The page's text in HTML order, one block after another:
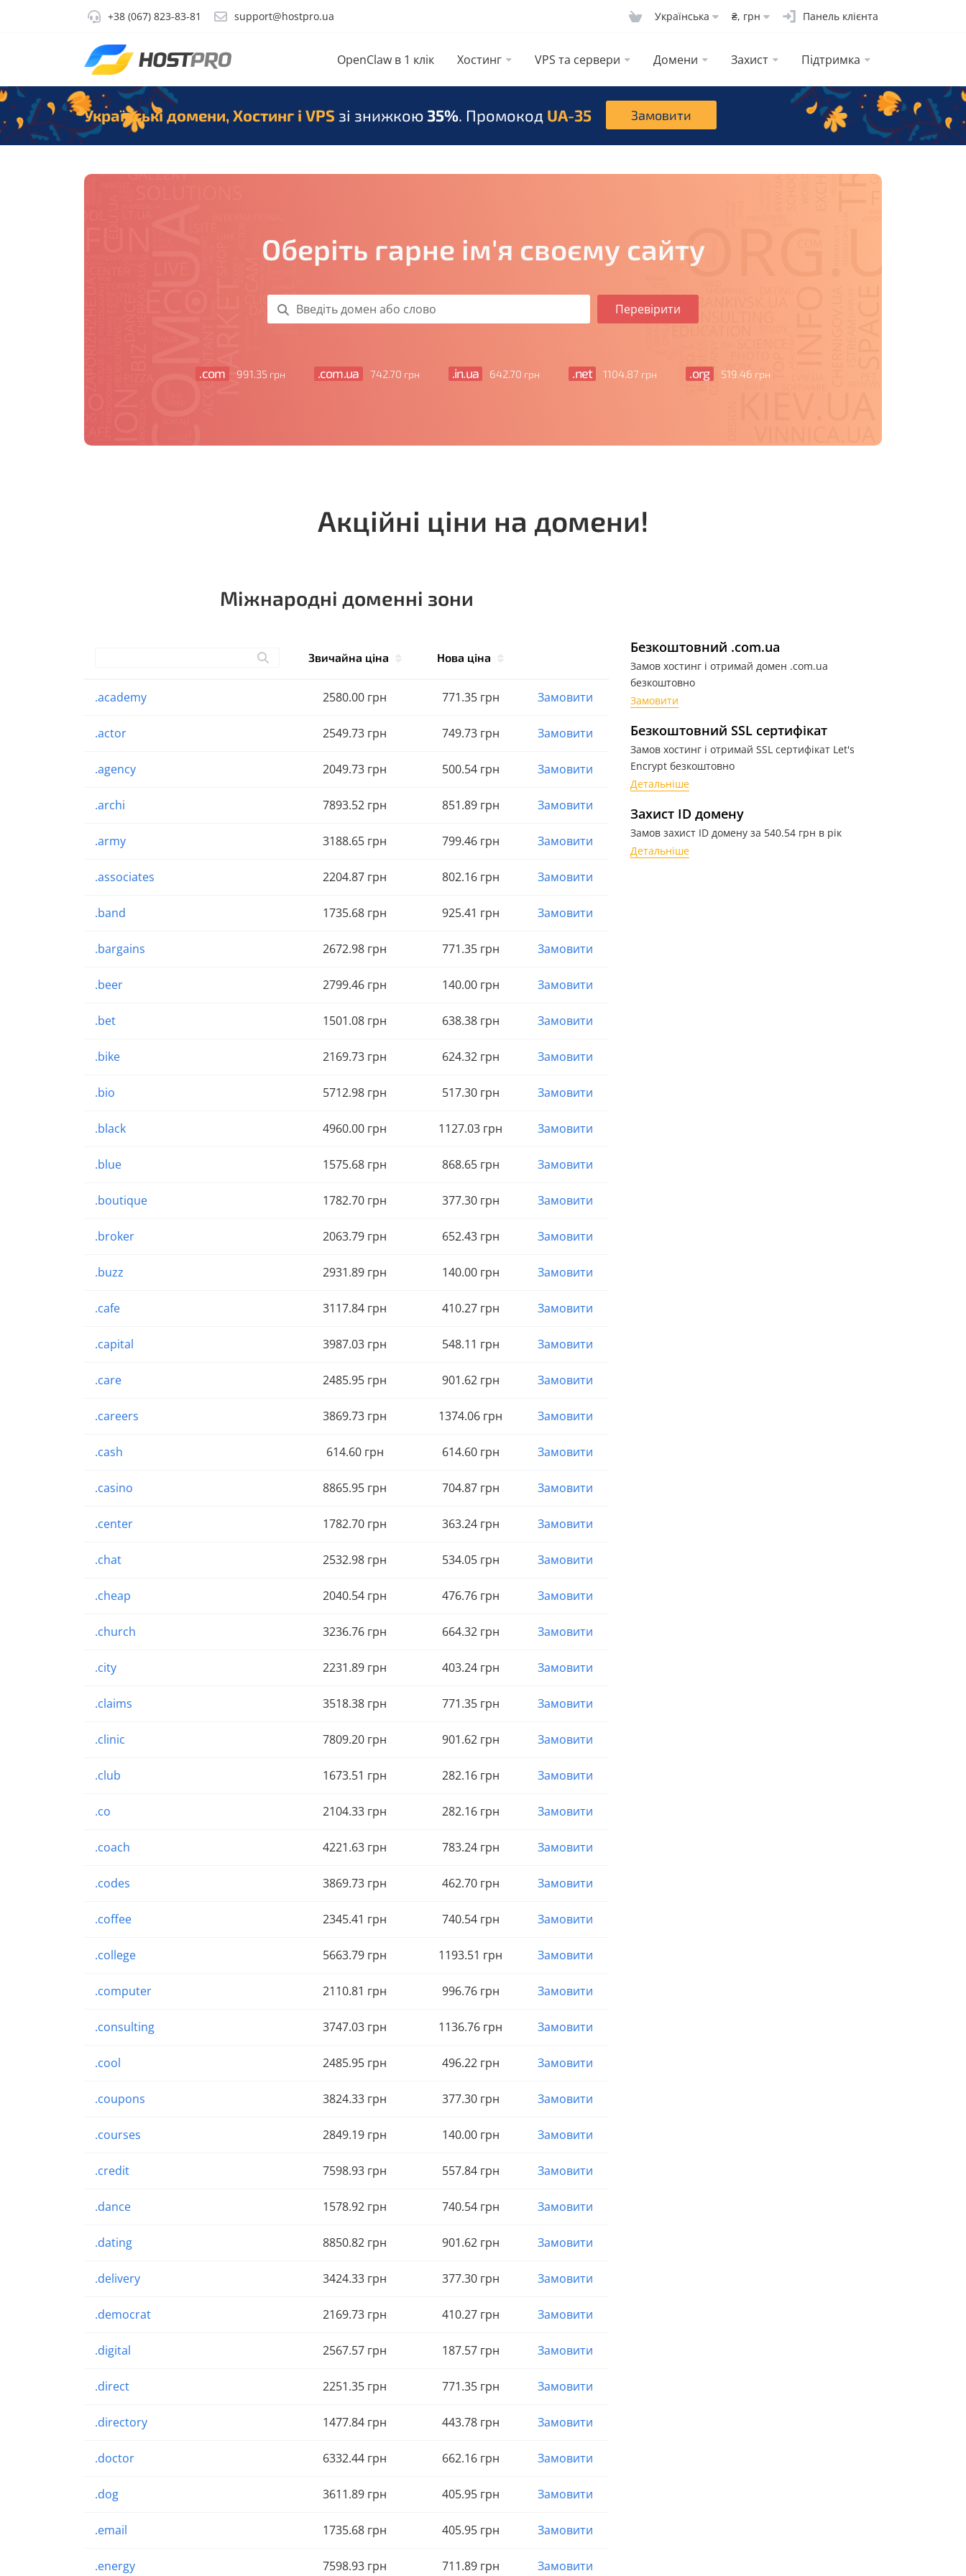
+38 (067) 823-83-81 support@hostpro.ua Українська ₴, грн Панель клієнта
OpenClaw в 1 клік Хостинг VPS та сервери Домени Захист Підтримка
Українські домени, Хостинг і VPS зі знижкою 35%. Промокод UA-35 Замовити
Оберіть гарне ім'я своєму сайту
.com 991 .35 грн .com.ua 742 .70 грн .in.ua 642 .70 грн .net 1104 .87 грн .org 519 .46 грн
Акційні ціни на домени!
Міжнародні доменні зони
Звичайна ціна Нова ціна
.academy 2580.00 грн 771.35грн Замовити
.actor 2549.73 грн 749.73грн Замовити
.agency 2049.73 грн 500.54грн Замовити
.archi 7893.52 грн 851.89грн Замовити
.army 3188.65 грн 799.46грн Замовити
.associates 2204.87 грн 802.16грн Замовити
.band 1735.68 грн 925.41 грн Замовити
.bargains 2672.98 грн 771.35грн Замовити
.beer 2799.46 грн 140.00грн Замовити
.bet 1501.08 грн 638.38грн Замовити
.bike 2169.73 грн 624.32грн Замовити
.bio 5712.98 грн 517.30грн Замовити
.black 4960.00 грн 1127.03 грн Замовити
.blue 1575.68 грн 868.65грн Замовити
.boutique 1782.70 грн 377.30грн Замовити
.broker 2063.79 грн 652.43грн Замовити
.buzz 2931.89 грн 140.00грн Замовити
.cafe 3117.84 грн 410.27грн Замовити
.capital 3987.03 грн 548.11 грн Замовити
.care 2485.95 грн 901.62грн Замовити
.careers 3869.73 грн 1374.06 грн Замовити
.cash 614.60грн 614.60грн Замовити
.casino 8865.95 грн 704.87грн Замовити
.center 1782.70 грн 363.24грн Замовити
.chat 2532.98 грн 534.05грн Замовити
.cheap 2040.54 грн 476.76грн Замовити
.church 3236.76 грн 664.32грн Замовити
.city 2231.89 грн 403.24грн Замовити
.claims 3518.38 грн 771.35грн Замовити
.clinic 7809.20 грн 901.62грн Замовити
.club 1673.51 грн 282.16грн Замовити
.co 2104.33 грн 282.16грн Замовити
.coach 4221.63 грн 783.24грн Замовити
.codes 3869.73 грн 462.70грн Замовити
.coffee 2345.41 грн 740.54грн Замовити
.college 5663.79 грн 1193.51 грн Замовити
.computer 2110.81 грн 996.76грн Замовити
.consulting 3747.03 грн 1136.76 грн Замовити
.cool 2485.95 грн 496.22грн Замовити
.coupons 3824.33 грн 377.30грн Замовити
.courses 2849.19 грн 140.00грн Замовити
.credit 7598.93 грн 557.84грн Замовити
.dance 1578.92 грн 740.54грн Замовити
.dating 8850.82 грн 901.62грн Замовити
.delivery 3424.33 грн 377.30грн Замовити
.democrat 2169.73 грн 410.27грн Замовити
.digital 2567.57 грн 187.57грн Замовити
.direct 2251.35 грн 771.35грн Замовити
.directory 1477.84 грн 443.78грн Замовити
.doctor 6332.44 грн 662.16грн Замовити
.dog 3611.89 грн 405.95грн Замовити
.email 1735.68 грн 405.95грн Замовити
.energy 7598.93 грн 711.89грн Замовити
Безкоштовний .com.ua
Замов хостинг і отримай домен .com.ua
безкоштовно
Замовити
Безкоштовний SSL сертифікат
Замов хостинг і отримай SSL сертифікат Let's
Encrypt безкоштовно
Детальніше
Захист ID домену
Замов захист ID домену за 540.54 грн в рік
Детальніше